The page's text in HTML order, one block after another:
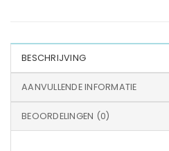
BESCHRIJVING
AANVULLENDE INFORMATIE
BEOORDELINGEN (0)